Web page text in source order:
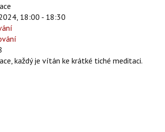
18:00 - 18:30
každý je vítán ke krátké tiché meditaci.